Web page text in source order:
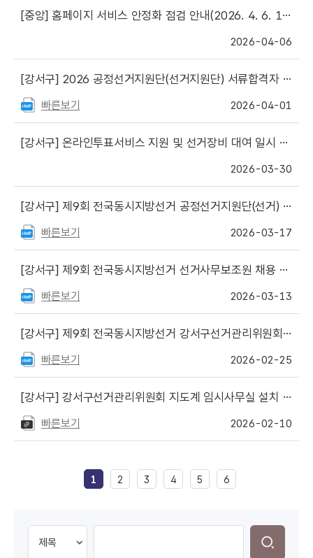
[중앙] 홈페이지 서비스 안정화 점검 안내(2026. 4. 6. 18:00 ~ 21:00)
2026-04-06
[강서구] 2026 공정선거지원단(선거지원단) 서류합격자 발표 및 면접심사 계획 게시
빠른보기 2026-04-01
[강서구] 온라인투표서비스 지원 및 선거장비 대여 일시 중단 안내문
2026-03-30
[강서구] 제9회 전국동시지방선거 공정선거지원단(선거) 모집 안내
빠른보기 2026-03-17
[강서구] 제9회 전국동시지방선거 선거사무보조원 채용 재공고
빠른보기 2026-03-13
[강서구] 제9회 전국동시지방선거 강서구선거관리위원회 임시사무소 설치 현황
빠른보기 2026-02-25
[강서구] 강서구선거관리위원회 지도계 임시사무실 설치 안내
빠른보기 2026-02-10
1 2 3 4 5 6